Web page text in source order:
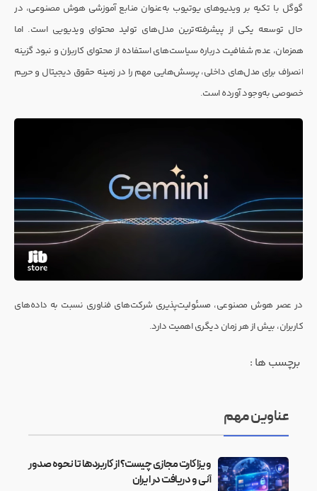
گوگل با تکیه بر ویدیوهای یوتیوب به‌عنوان منابع آموزشی هوش مصنوعی، در
حال توسعه یکی از پیشرفته‌ترین مدل‌های تولید محتوای ویدیویی است. اما
همزمان، عدم شفافیت درباره سیاست‌های استفاده از محتوای کاربران و نبود گزینه
انصراف برای مدل‌های داخلی، پرسش‌هایی مهم را در زمینه حقوق دیجیتال و حریم
خصوصی به‌وجود آورده است.
در عصر هوش مصنوعی، مسئولیت‌پذیری شرکت‌های فناوری نسبت به داده‌های
کاربران، بیش از هر زمان دیگری اهمیت دارد.
برچسب ها :
عناوین مهم
ویزا کارت مجازی چیست؟ از کاربردها تا نحوه صدور
آنی و دریافت در ایران